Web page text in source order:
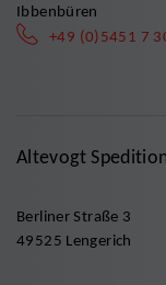
Ibbenbüren
+49 (0)5451 7
Altevogt
Berliner Straße 3
49525 Lengerich